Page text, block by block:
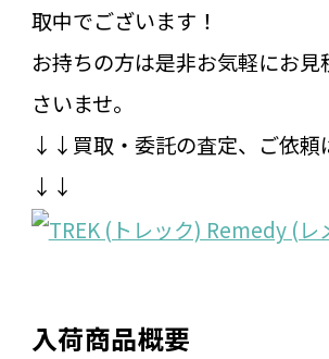
取中でございます！
お持ちの方は是非お気軽にお見
さいませ。
↓↓買取・委託の査定、ご依頼
↓↓
入荷商品概要